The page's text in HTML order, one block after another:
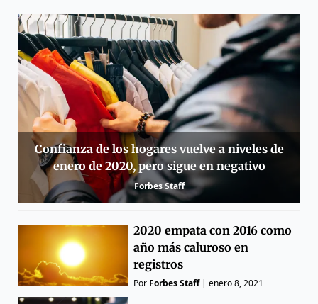
Confianza de los hogares vuelve a niveles de
enero de 2020, pero sigue en negativo
Forbes Staff
2020 empata con 2016 como
año más caluroso en
registros
Por Forbes Staff|enero 8, 2021